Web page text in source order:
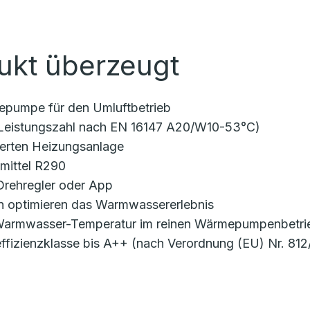
überzeugt
für den Umluftbetrieb
nach EN 16147 A20/W10-53°C)
Heizungsanlage
R290
oder App
das Warmwassererlebnis
Temperatur im reinen
bis A++ (nach Verordnung (EU) Nr.